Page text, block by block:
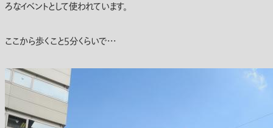
ろなイベントとして使われています。
ここから歩くこと5分くらいで・・・